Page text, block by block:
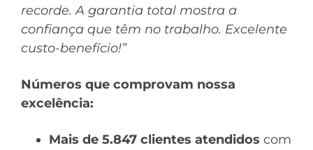
recorde. A garantia total mostra a
confiança que têm no trabalho. Excelente
custo-benefício!”
Números que comprovam nossa
excelência:
Mais de 5.847 clientes atendidos com